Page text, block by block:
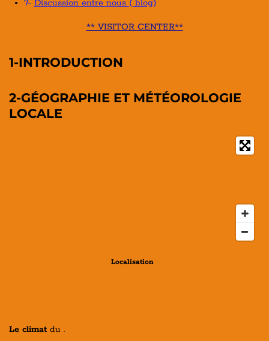
7- Discussion entre nous ( blog)
** VISITOR CENTER**
1-INTRODUCTION
2-GÉOGRAPHIE ET MÉTÉOROLOGIE
LOCALE
Localisation
Le climat du .